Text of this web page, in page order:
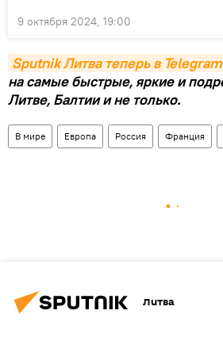
9 октября 2024, 19:00
Sputnik Литва теперь в Telegram
на самые быстрые, яркие и
Литве, Балтии и не только.
В мире Европа Россия Франция
Литва